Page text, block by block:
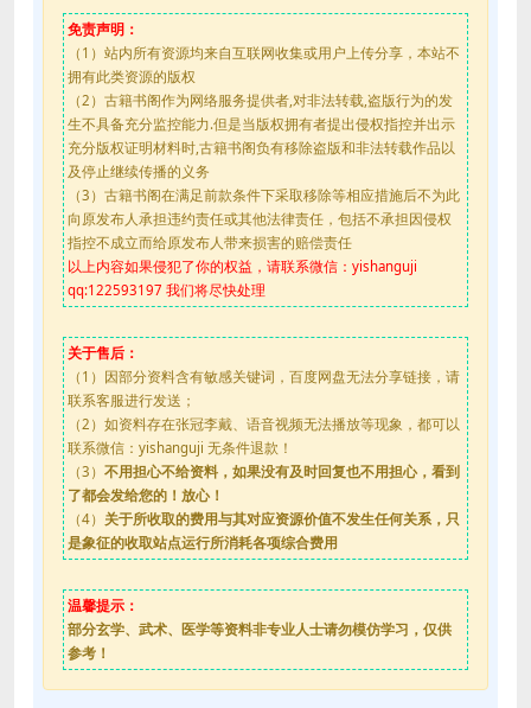
免责声明：
（1）站内所有资源均来自互联网收集或用户上传分享，本站不
拥有此类资源的版权
（2）古籍书阁作为网络服务提供者,对非法转载,盗版行为的发
生不具备充分监控能力.但是当版权拥有者提出侵权指控并出示
充分版权证明材料时,古籍书阁负有移除盗版和非法转载作品以
及停止继续传播的义务
（3）古籍书阁在满足前款条件下采取移除等相应措施后不为此
向原发布人承担违约责任或其他法律责任，包括不承担因侵权
指控不成立而给原发布人带来损害的赔偿责任
以上内容如果侵犯了你的权益，请联系微信：yishanguji
qq:122593197 我们将尽快处理
关于售后：
（1）因部分资料含有敏感关键词，百度网盘无法分享链接，请
联系客服进行发送；
（2）如资料存在张冠李戴、语音视频无法播放等现象，都可以
联系微信：yishanguji 无条件退款！
（3） 不用担心不给资料，如果没有及时回复也不用担心，看到
了都会发给您的！放心！
（4） 关于所收取的费用与其对应资源价值不发生任何关系，只
是象征的收取站点运行所消耗各项综合费用
温馨提示：
部分玄学、武术、医学等资料非专业人士请勿模仿学习，仅供
参考！